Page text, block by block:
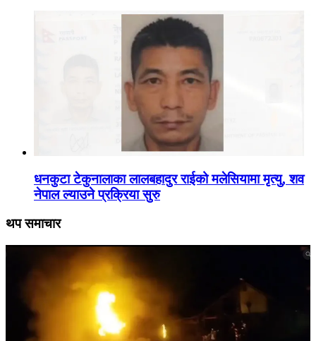
धनकुटा टेकुनालाका लालबहादुर राईको मलेसियामा मृत्यु, शव
नेपाल ल्याउने प्रक्रिया सुरु
थप समाचार